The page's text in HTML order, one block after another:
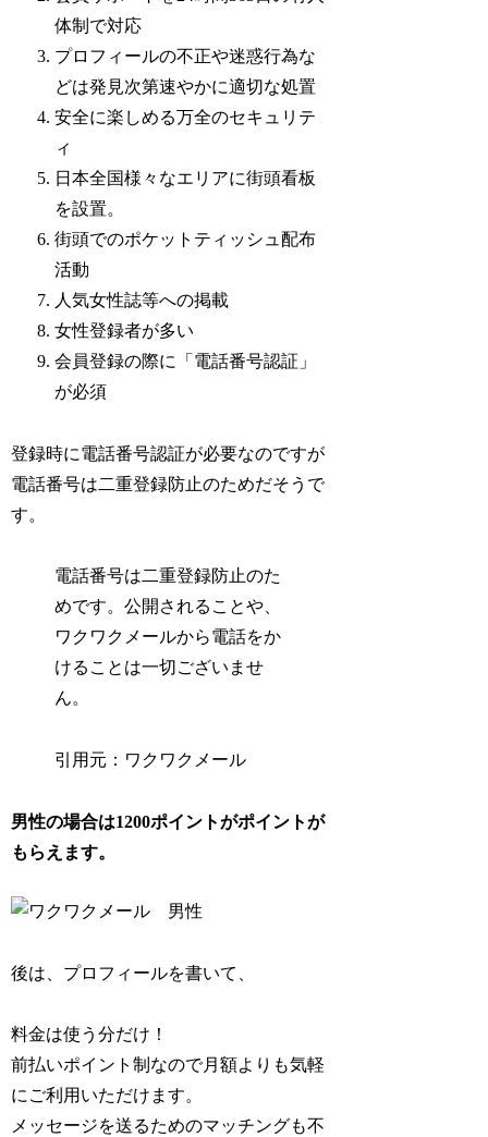
体制で対応
プロフィールの不正や迷惑行為な
どは発見次第速やかに適切な処置
安全に楽しめる万全のセキュリテ
ィ
日本全国様々なエリアに街頭看板
を設置。
街頭でのポケットティッシュ配布
活動
人気女性誌等への掲載
女性登録者が多い
会員登録の際に「電話番号認証」
が必須
登録時に電話番号認証が必要なのですが
電話番号は二重登録防止のためだそうで
す。
電話番号は二重登録防止のた
めです。公開されることや、
ワクワクメールから電話をか
けることは一切ございませ
ん。
引用元：ワクワクメール
男性の場合は1200ポイントがポイントが
もらえます。
後は、プロフィールを書いて、
料金は使う分だけ！
前払いポイント制なので月額よりも気軽
にご利用いただけます。
メッセージを送るためのマッチングも不